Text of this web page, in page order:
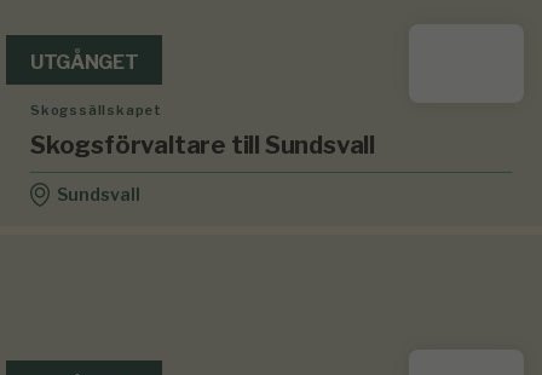
UTGÅNGET
Skogssällskapet
Skogsförvaltare till Sundsvall
Sundsvall